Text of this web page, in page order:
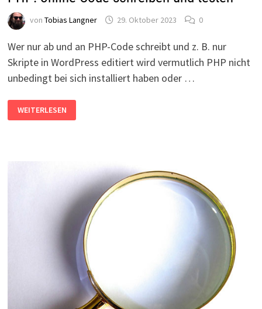
von Tobias Langner 29. Oktober 2023 0
Wer nur ab und an PHP-Code schreibt und z. B. nur
Skripte in WordPress editiert wird vermutlich PHP nicht
unbedingt bei sich installiert haben oder …
PHP:
ONLINE
CODE
WEITERLESEN